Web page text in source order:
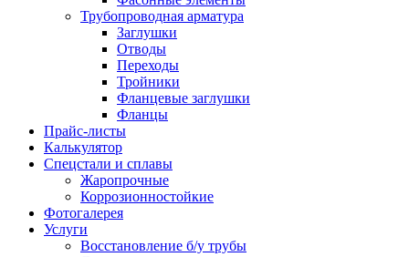
Трубопроводная арматура
Заглушки
Отводы
Переходы
Тройники
Фланцевые заглушки
Фланцы
Прайс-листы
Калькулятор
Спецстали и сплавы
Жаропрочные
Коррозионностойкие
Фотогалерея
Услуги
Восстановление б/у трубы